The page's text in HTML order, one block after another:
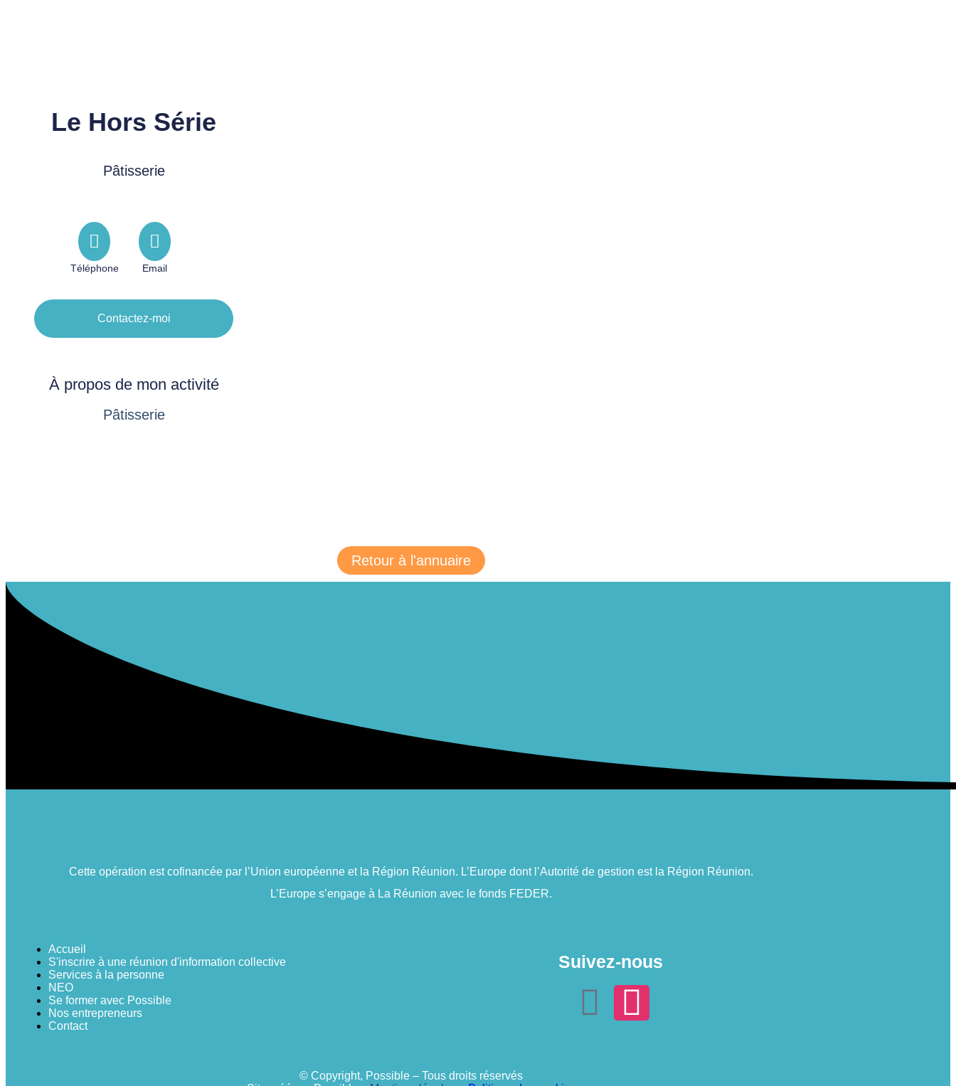
Le Hors Série
Pâtisserie
Téléphone Email
Contactez-moi
À propos de mon activité
Pâtisserie
Retour à l'annuaire
Cette opération est cofinancée par l’Union européenne et la Région Réunion. L’Europe dont l’Autorité de gestion est la Région Réunion.
L’Europe s’engage à La Réunion avec le fonds FEDER.
Accueil
S'inscrire à une réunion d'information collective
Services à la personne
NEO
Se former avec Possible
Nos entrepreneurs
Contact
Suivez-nous
© Copyright, Possible – Tous droits réservés